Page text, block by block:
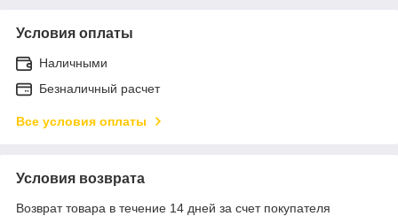
Условия оплаты
Наличными
Безналичный расчет
Все условия оплаты
Условия возврата
Возврат товара в течение 14 дней за счет покупателя